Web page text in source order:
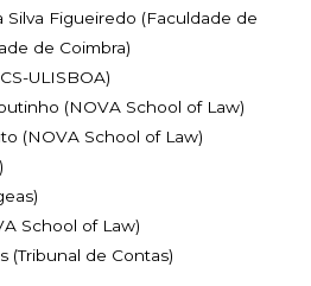
Figueiredo (Faculdade de
de Coimbra)
ULISBOA)
(NOVA School of Law)
(NOVA School of Law)
School of Law)
(Tribunal de Contas)